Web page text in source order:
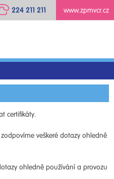
www.zpmvcr.cz
224 211 211
certifikáty.
veškeré dotazy ohledně
ohledně používání a provozu